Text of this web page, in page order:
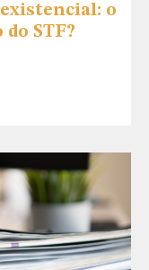
o
STF?